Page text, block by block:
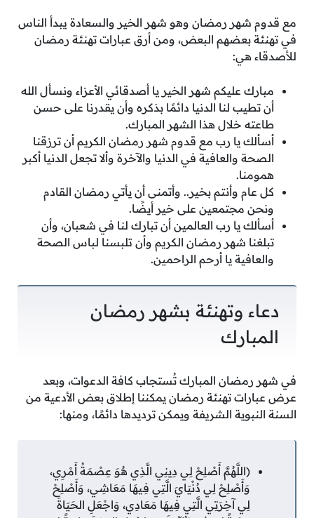
مع قدوم شهر رمضان وهو شهر الخير والسعادة يبدأ الناس
في تهنئة بعضهم البعض، ومن أرق عبارات تهنئة رمضان
للأصدقاء هي:
مبارك عليكم شهر الخير يا أصدقائي الأعزاء ونسأل الله
أن تطيب لنا الدنيا دائمًا بذكره وأن يقدرنا على حسن
طاعته خلال هذا الشهر المبارك.
أسألك يا رب مع قدوم شهر رمضان الكريم أن ترزقنا
الصحة والعافية في الدنيا والآخرة وألا تجعل الدنيا أكبر
همومنا.
كل عام وأنتم بخير.. وأتمنى أن يأتي رمضان القادم
ونحن مجتمعين على خير أيضًا.
أسألك يا رب العالمين أن تبارك لنا في شعبان، وأن
تبلغنا شهر رمضان الكريم وأن تلبسنا لباس الصحة
والعافية يا أرحم الراحمين.
دعاء وتهنئة بشهر رمضان
المبارك
في شهر رمضان المبارك تُستجاب كافة الدعوات، وبعد
عرض عبارات تهنئة رمضان يمكننا إطلاق بعض الأدعية من
السنة النبوية الشريفة ويمكن ترديدها دائمًا، ومنها:
(اللَّهُمَّ أَصْلِحْ لِي دِينِي الَّذِي هُوَ عِصْمَةُ أَمْرِي،
وَأَصْلِحْ لِي دُنْيَايَ الَّتِي فِيهَا مَعَاشِي، وَأَصْلِحْ
لِي آخِرَتِي الَّتِي فِيهَا مَعَادِي، وَاجْعَلِ الحَيَاةَ